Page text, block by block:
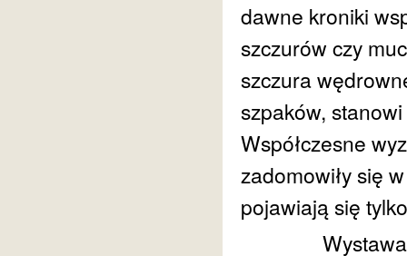
dawne kroniki
szczurów czy
szczura
szpaków,
Współczesne
zadomowiły się
pojawiają się
Wystawa